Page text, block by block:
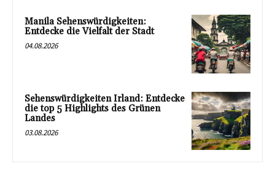
Manila Sehenswürdigkeiten:
Entdecke die Vielfalt der Stadt
04.08.2026
Sehenswürdigkeiten Irland: Entdecke
die top 5 Highlights des Grünen
Landes
03.08.2026